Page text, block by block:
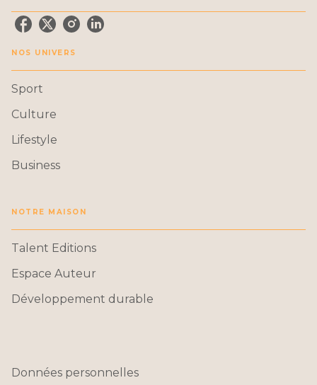
NOS UNIVERS
Sport
Culture
Lifestyle
Business
NOTRE MAISON
Talent Editions
Espace Auteur
Développement durable
Données personnelles